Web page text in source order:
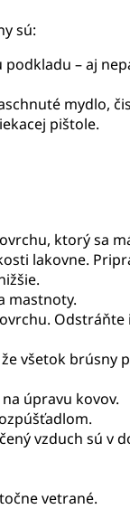
sú:
– aj
mydlo,
pištole.
ktorý sa
lakovne.
mastnoty.
Odstráňte
všetok brúsny
úpravu kovov.
vzduch sú v
vetrané.